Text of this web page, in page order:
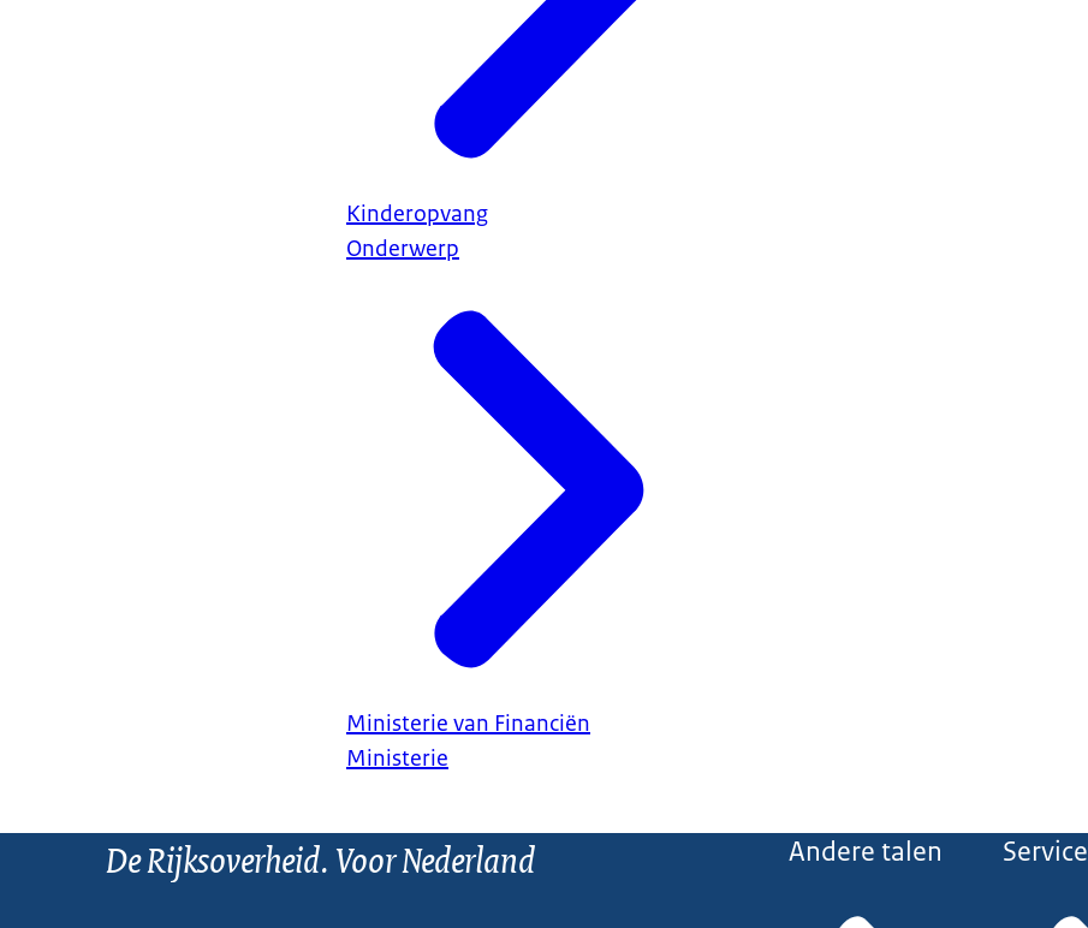
Kinderopvang
Onderwerp
Ministerie van Financiën
Ministerie
De Rijksoverheid. Voor Nederland Andere talen Service